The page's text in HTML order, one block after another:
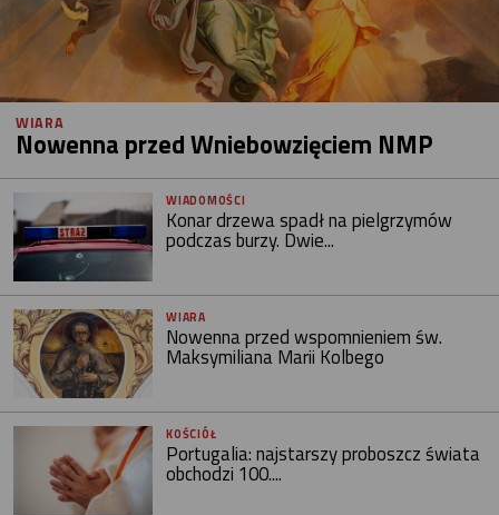
WIARA
Nowenna przed Wniebowzięciem NMP
WIADOMOŚCI
Konar drzewa spadł na pielgrzymów
podczas burzy. Dwie...
WIARA
Nowenna przed wspomnieniem św.
Maksymiliana Marii Kolbego
KOŚCIÓŁ
Portugalia: najstarszy proboszcz świata
obchodzi 100....